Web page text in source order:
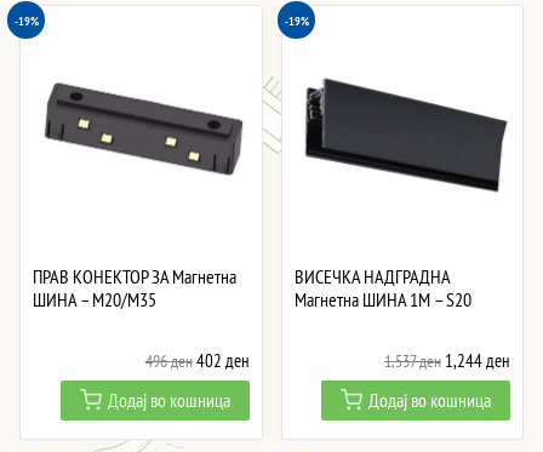
-19%
ПРАВ КОНЕКТОР ЗА Магнетна
ШИНА – M20/M35
496денOriginal
price
was:
496 ден.
402 денCurrent
price
is:
402 ден.
Додај во кошница
-19%
ВИСЕЧКА НАДГРАДНА
Магнетна ШИНА 1M – S20
1,537ден Original
price
was:
1,537 ден.
1,244ден
price
is:
Додај во кошница